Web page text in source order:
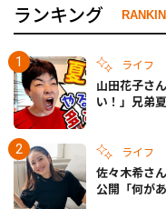
ランキング
ライフ
山田花子さ
い！」兄弟
ライフ
佐々木希さ
公開「何が